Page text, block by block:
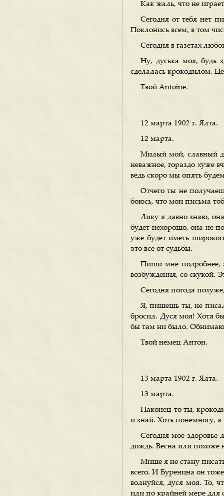
Как жаль, что не
Сегодня от тебя нет
Поклонись всем, в том
Сегодня в газетах
Ну, дуська моя, будь
сделалась крокодилом.
Твой Antoine.
12 марта 1902 г. Ялта.
12 марта.
Милый мой, славный
неважное, гораздо хуже
ведь скоро мы опять
Отчего ты не
боюсь, что мои письма
Лику я давно знаю,
будет нехорошо, она не
уже будет иметь
это всё от судьбы.
Пиши мне подробнее,
возбуждения, со скукой.
Сегодня погода
Я, пишешь ты, не
бросил. Дуся моя! Хотя
бы там ни было. Обнимаю
Твой немец Антон.
13 марта 1902 г. Ялта.
13 марта.
Наконец-то ты,
и знай. Хоть понемногу,
Сегодня мое здоровье
дождь. Весна или похоже
Мише я не стану
всего. И Буренина он
волнуйся, дуся моя. То,
или по крайней мере для